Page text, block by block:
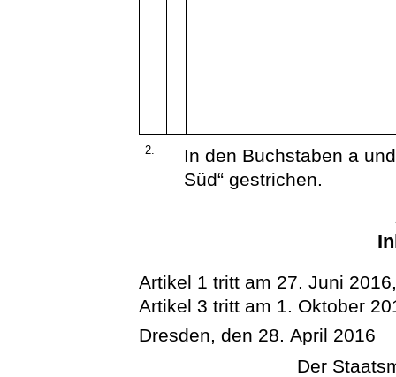
2.
In den Buchstaben a
Süd“ gestrichen.
Artikel 1 tritt am 27. Juni
Artikel 3 tritt am 1. Oktober
Dresden, den 28. April 2016
Der